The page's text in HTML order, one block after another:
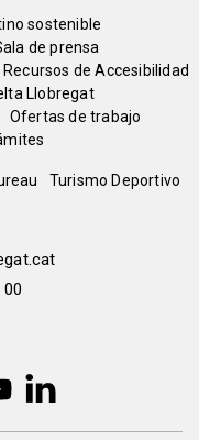
sostenible
de prensa
Recursos de Accesibilidad
Llobregat
Ofertas de trabajo
Turismo Deportivo